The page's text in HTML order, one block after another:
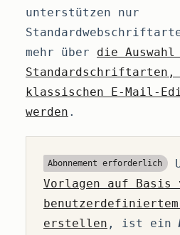
unterstützen nur
mehr über die Auswahl
Standardschriftarten,
klassischen E-Mail-
werden .
Abonnement erforderlich
Vorlagen auf Basis
benutzerdefiniertem
erstellen , ist ein